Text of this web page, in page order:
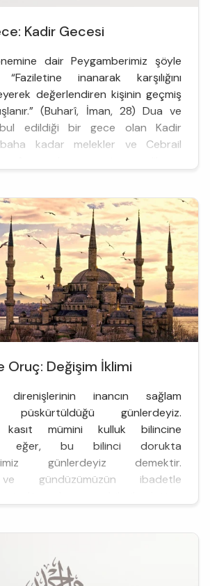
Kadir Gecesi
dair Peygamberimiz şöyle
inanarak karşılığını
değerlendiren kişinin geçmiş
(Buharî, İman, 28) Dua ve
edildiği bir gece olan Kadir
kadar melekler ve Cebrail
Oruç: Değişim İklimi
inancın sağlam
püskürtüldüğü günlerdeyiz.
kasıt mümini kulluk bilincine
eğer, bu bilinci dorukta
günlerdeyiz demektir.
gündüzümüzün ibadetle
değer taşıdığı günlerde… Hayır